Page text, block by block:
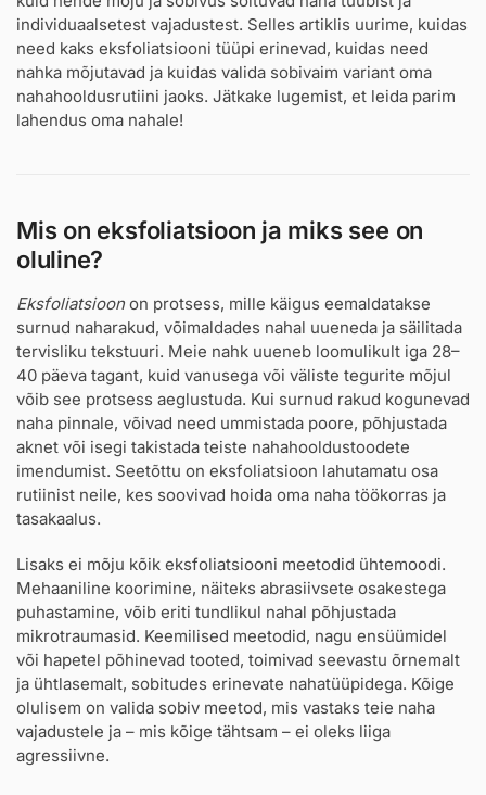
individuaalsetest vajadustest. Selles artiklis uurime, kuidas
need kaks eksfoliatsiooni tüüpi erinevad, kuidas need
nahka mõjutavad ja kuidas valida sobivaim variant oma
nahahooldusrutiini jaoks. Jätkake lugemist, et leida parim
lahendus oma nahale!
Mis on eksfoliatsioon ja miks see on
oluline?
Eksfoliatsioon on protsess, mille käigus eemaldatakse
surnud naharakud, võimaldades nahal uueneda ja säilitada
tervisliku tekstuuri. Meie nahk uueneb loomulikult iga 28–
40 päeva tagant, kuid vanusega või väliste tegurite mõjul
võib see protsess aeglustuda. Kui surnud rakud kogunevad
naha pinnale, võivad need ummistada poore, põhjustada
aknet või isegi takistada teiste nahahooldustoodete
imendumist. Seetõttu on eksfoliatsioon lahutamatu osa
rutiinist neile, kes soovivad hoida oma naha töökorras ja
tasakaalus.
Lisaks ei mõju kõik eksfoliatsiooni meetodid ühtemoodi.
Mehaaniline koorimine, näiteks abrasiivsete osakestega
puhastamine, võib eriti tundlikul nahal põhjustada
mikrotraumasid. Keemilised meetodid, nagu ensüümidel
või hapetel põhinevad tooted, toimivad seevastu õrnemalt
ja ühtlasemalt, sobitudes erinevate nahatüüpidega. Kõige
olulisem on valida sobiv meetod, mis vastaks teie naha
vajadustele ja – mis kõige tähtsam – ei oleks liiga
agressiivne.